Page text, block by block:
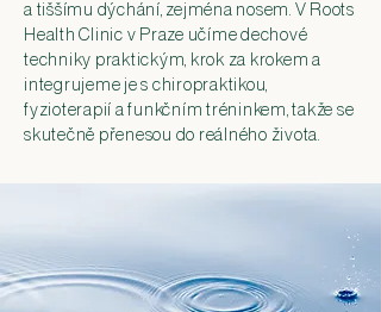
a tiššímu dýchání, zejména nosem. V Roots
Health Clinic v Praze učíme dechové
techniky praktickým, krok za krokem a
integrujeme je s chiropraktikou,
fyzioterapií a funkčním tréninkem, takže se
skutečně přenesou do reálného života.